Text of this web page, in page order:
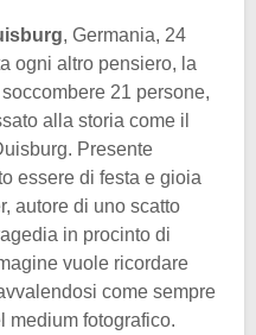
, Germania, 24
ogni altro pensiero, la
21 persone,
alla storia come il
Presente
essere di festa e gioia
autore di uno scatto
in procinto di
vuole ricordare
come sempre
medium fotografico.